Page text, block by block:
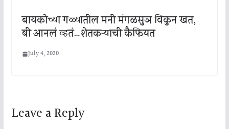
बायकोच्या गळ्यातील मनी मंगळसुञ विकुन खत,
बी आनलं व्हतं…शेतकऱ्याची कैफियत
July 4, 2020
Leave a Reply